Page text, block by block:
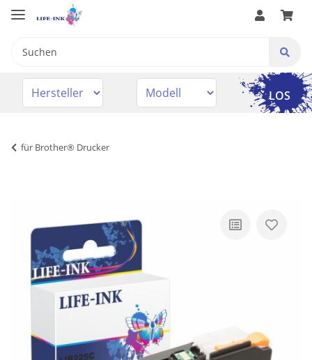
LOS
für Brother® Drucker